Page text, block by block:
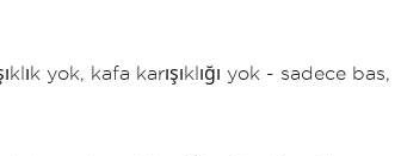
yok, kafa karışıklığı yok - sadece bas,